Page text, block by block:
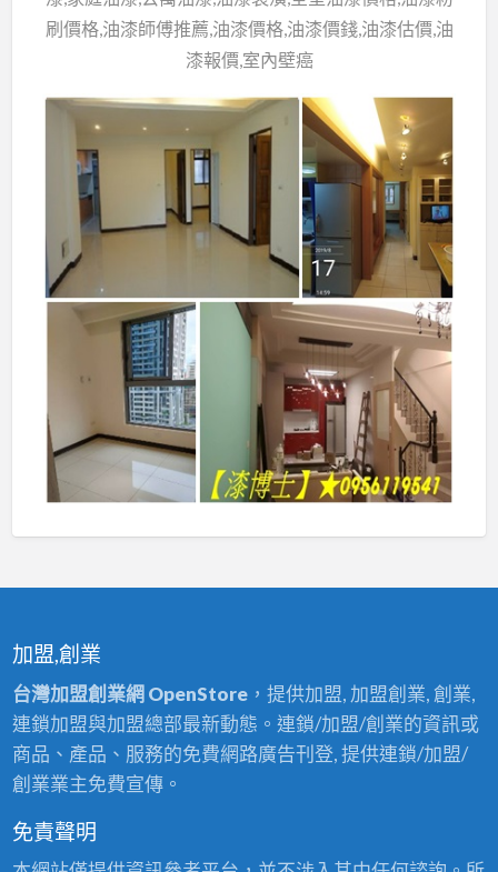
刷價格,油漆師傅推薦,油漆價格,油漆價錢,油漆估價,油
漆報價,室內壁癌
加盟,創業
台灣加盟創業網 OpenStore，提供加盟, 加盟創業, 創業,
連鎖加盟與加盟總部最新動態。連鎖/加盟/創業的資訊或
商品、產品、服務的免費網路廣告刊登, 提供連鎖/加盟/
創業業主免費宣傳。
免責聲明